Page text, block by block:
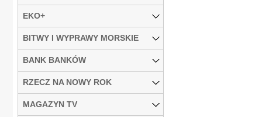
EKO+
BITWY I WYPRAWY MORSKIE
BANK BANKÓW
RZECZ NA NOWY ROK
MAGAZYN TV